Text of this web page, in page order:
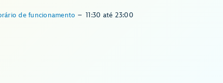
de funcionamento –11:30 até 23:00